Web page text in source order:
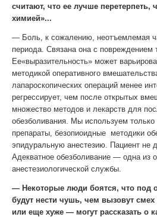
считают, что ее лучше перетерпеть,
химией»...
— Боль, к сожалению, неотъемлемая
периода. Связана она с повреждением
Ее«выразительность» может
методикой оперативного
лапароскопических операций менее
регрессирует, чем после открытых
множество методов и лекарств для
обезболивания. Мы используем
препараты, безопиоидные методики
эпидуральную анестезию. Пациент не
Адекватное обезболивание — одна из
анестезиологической службы.
— Некоторые люди боятся, что под
будут нести чушь, чем вызовут
или еще хуже — могут рассказать о